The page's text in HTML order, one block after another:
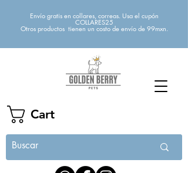
Cart
Envío gratis en collares, correas. Usa el cupón
COLLARES25
Otros productos tienen un costo de envío de 99mxn.